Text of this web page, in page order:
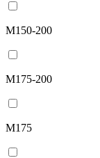
М150-200
М175-200
М175